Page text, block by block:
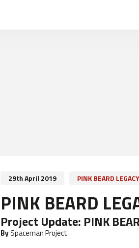
29th April 2019 PINK BEARD LEGACY
PINK BEARD
Project Update: PINK
BySpaceman Project